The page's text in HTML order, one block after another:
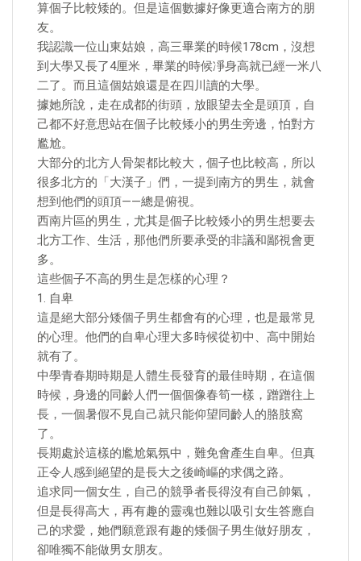
算個子比較矮的。但是這個數據好像更適合南方的朋
友。
我認識一位山東姑娘，高三畢業的時候178cm，沒想
到大學又長了4厘米，畢業的時候凈身高就已經一米八
二了。而且這個姑娘還是在四川讀的大學。
據她所說，走在成都的街頭，放眼望去全是頭頂，自
己都不好意思站在個子比較矮小的男生旁邊，怕對方
尷尬。
大部分的北方人骨架都比較大，個子也比較高，所以
很多北方的「大漢子」們，一提到南方的男生，就會
想到他們的頭頂——總是俯視。
西南片區的男生，尤其是個子比較矮小的男生想要去
北方工作、生活，那他們所要承受的非議和鄙視會更
多。
這些個子不高的男生是怎樣的心理？
1. 自卑
這是絕大部分矮個子男生都會有的心理，也是最常見
的心理。他們的自卑心理大多時候從初中、高中開始
就有了。
中學青春期時期是人體生長發育的最佳時期，在這個
時候，身邊的同齡人們一個個像春筍一樣，蹭蹭往上
長，一個暑假不見自己就只能仰望同齡人的胳肢窩
了。
長期處於這樣的尷尬氣氛中，難免會產生自卑。但真
正令人感到絕望的是長大之後崎嶇的求偶之路。
追求同一個女生，自己的競爭者長得沒有自己帥氣，
但是長得高大，再有趣的靈魂也難以吸引女生答應自
己的求愛，她們願意跟有趣的矮個子男生做好朋友，
卻唯獨不能做男女朋友。